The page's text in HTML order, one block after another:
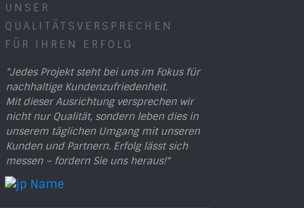
UNSER
QUALITÄTSVERSPRECHEN
FÜR IHREN ERFOLG
"Jedes Projekt steht bei uns im Fokus für
nachhaltige Kundenzufriedenheit.
Mit dieser Ausrichtung versprechen wir
nicht nur Qualität, sondern leben dies in
unserem täglichen Umgang mit unseren
Kunden und Partnern. Erfolg lässt sich
messen – fordern Sie uns heraus!"